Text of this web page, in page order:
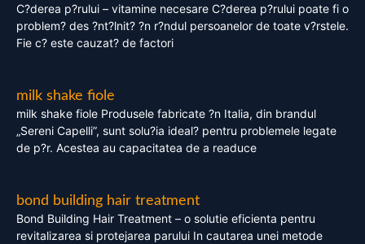
C?derea p?rului – vitamine necesare C?derea p?rului poate fi o
problem? des ?nt?lnit? ?n r?ndul persoanelor de toate v?rstele.
Fie c? este cauzat? de factori
milk shake fiole
milk shake fiole Produsele fabricate ?n Italia, din brandul
„Sereni Capelli”, sunt solu?ia ideal? pentru problemele legate
de p?r. Acestea au capacitatea de a readuce
bond building hair treatment
Bond Building Hair Treatment – o solutie eficienta pentru
revitalizarea si protejarea parului In cautarea unei metode